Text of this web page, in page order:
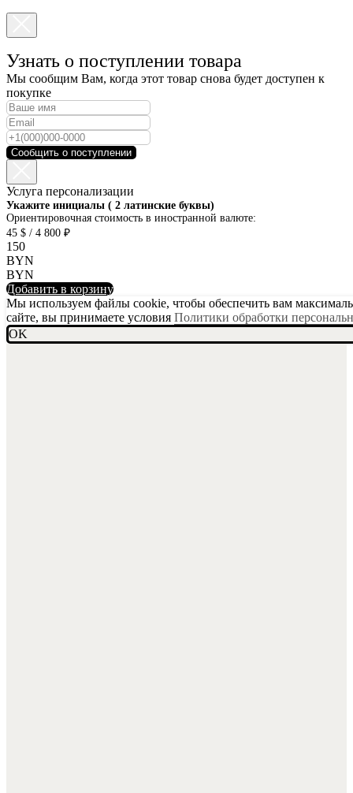
Узнать о поступлении товара
Мы сообщим Вам, когда этот товар снова будет доступен к
покупке
Сообщить о поступлении
Услуга персонализации
Укажите инициалы ( 2 латинские буквы)
Ориентировочная стоимость в иностранной валюте:
45 $ / 4 800 ₽
150
BYN
BYN
Добавить в корзину
Мы используем файлы cookie, чтобы обеспечить вам
сайте, вы принимаете условия Политики обработки
OK